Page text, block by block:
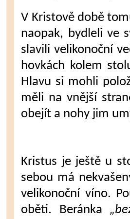
V Kristově době
naopak, bydleli ve
slavili velikonoční
hovkách kolem
Hlavu si mohli
měli na vnější
obejít a nohy jim
Kristus je ještě u
sebou má
velikonoční víno.
oběti. Beránka